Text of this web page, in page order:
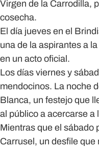
Virgen de la Carrodilla,
cosecha.
El día jueves en el
una de la aspirantes a
en un acto oficial.
Los días viernes y
mendocinos. La noche
Blanca, un festejo que
al público a acercarse a
Mientras que el sábado
Carrusel , un desfile que